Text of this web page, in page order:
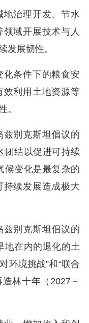
治理开发、节水
域开展技术与人
发展韧性。
条件下的粮食安
效利用土地资源等
。
别克斯坦倡议的
结以促进可持续
候变化是最复杂的
续发展造成极大
别克斯坦倡议的
地在内的退化的土
环境挑战”和“联合
林十年（2027－